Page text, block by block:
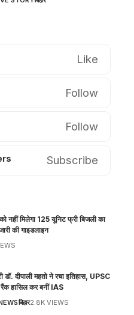
Like
Follow
Follow
Subscribe
नहीं मिलेगा 125 यूनिट फ्री बिजली का
की गाइडलाइन
डॉ. दीपाली महतो ने रचा इतिहास, UPSC
हासिल कर बनीं IAS
बिहार2.8K VIEWS